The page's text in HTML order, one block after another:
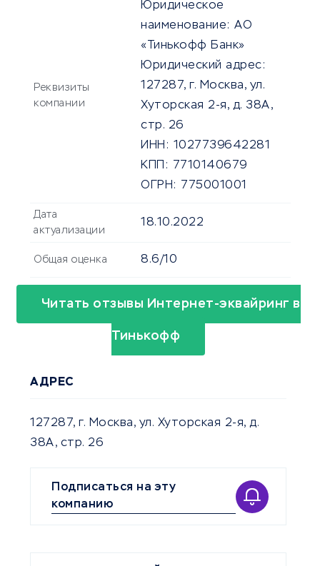
Реквизиты
компании
Юридическое
наименование: АО
«Тинькофф Банк»
Юридический адрес:
127287, г. Москва, ул.
Хуторская 2-я, д. 38А,
стр. 26
ИНН: 1027739642281
КПП:
7710140679
ОГРН:
775001001
Дата
актуализации
18.10.2022
Общая оценка 8.6/10
Читать отзывы Интернет-эквайринг в
Тинькофф
АДРЕС
127287, г. Москва, ул. Хуторская 2-я, д.
38А, стр. 26
Подписаться на эту
компанию